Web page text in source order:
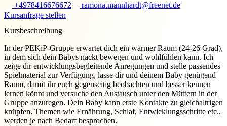
+4978416676672
ramona.mannhardt@freenet.de
Kursanfrage stellen
Kursbeschreibung
In der PEKiP-Gruppe erwartet dich ein warmer Raum (24-26 Grad),
in dem sich dein Babys nackt bewegen und wohlfühlen kann. Ich
zeige dir entwicklungsbegleitende Anregungen und stelle passendes
Spielmaterial zur Verfügung, lasse dir und deinem Baby genügend
Raum, damit ihr euch gegenseitig beobachten und besser kennen
lernen könnt und versuche den Austausch unter den Müttern in der
Gruppe anzuregen. Dein Baby kann erste Kontakte zu gleichaltrigen
knüpfen. Themen wie Ernährung, Schlaf, Entwicklungsschritte etc..
werden je nach Bedarf besprochen.